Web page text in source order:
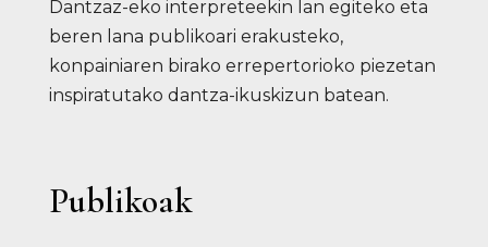
Dantzaz-eko interpreteekin lan egiteko eta
beren lana publikoari erakusteko,
konpainiaren birako errepertorioko piezetan
inspiratutako dantza-ikuskizun batean.
Publikoak